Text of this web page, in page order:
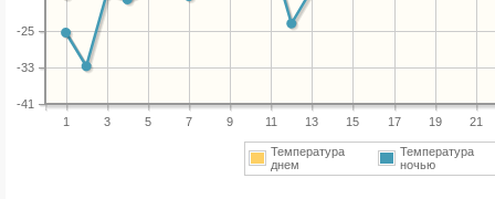
1 3 5 7 9 11 13 15 17 19 21
-41
-33
-25
Температура
днем
Температура
ночью